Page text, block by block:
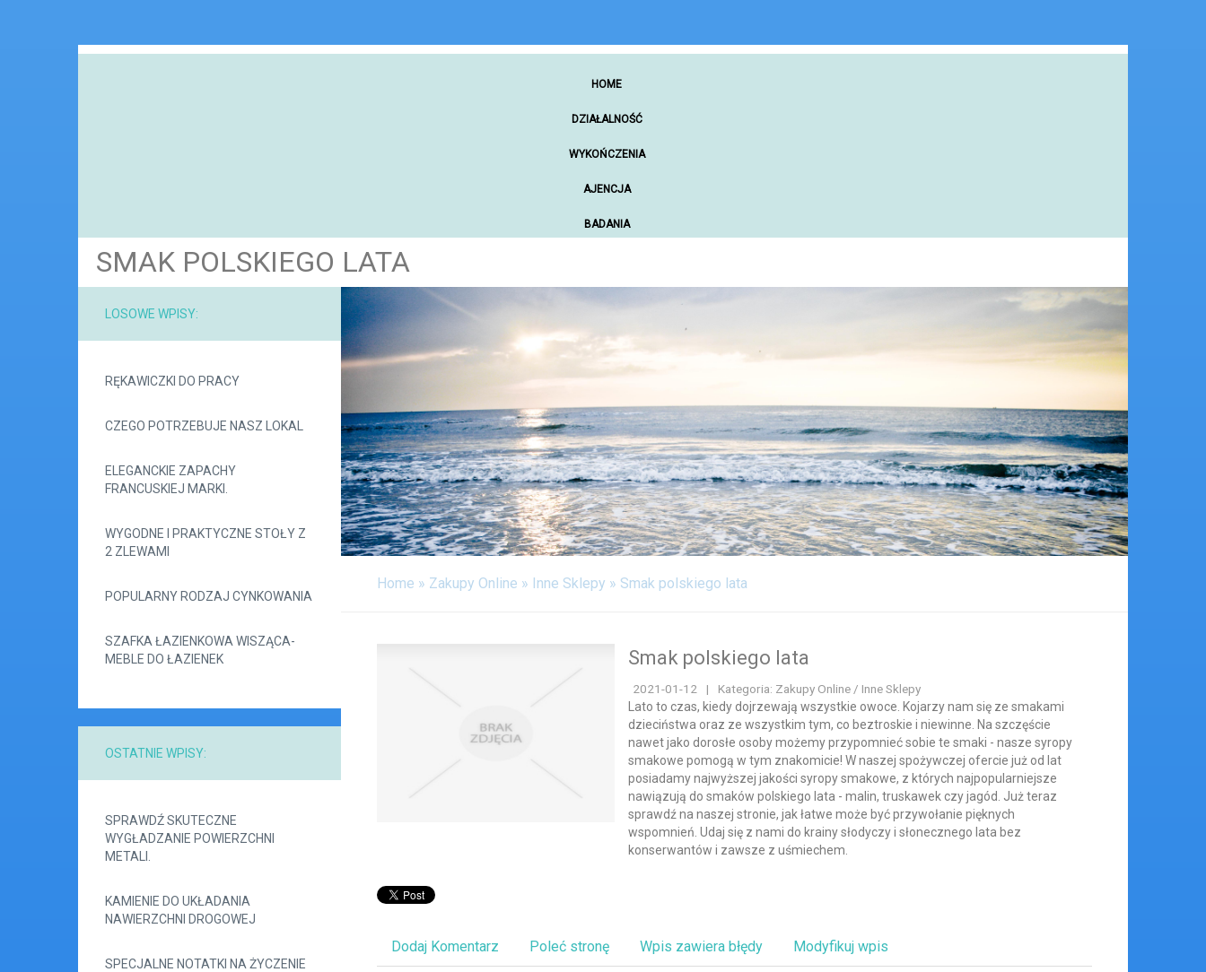
HOME
DZIAŁALNOŚĆ
WYKOŃCZENIA
AJENCJA
BADANIA
MATERIAŁY PROMOCYJNE
FABRYKACJA
ODPOCZYNEK
WITALIZM
WEB
SMAK POLSKIEGO LATA
LOSOWE WPISY:
RĘKAWICZKI DO PRACY
CZEGO POTRZEBUJE NASZ LOKAL
ELEGANCKIE ZAPACHY
FRANCUSKIEJ MARKI.
WYGODNE I PRAKTYCZNE STOŁY Z
2 ZLEWAMI
POPULARNY RODZAJ CYNKOWANIA
SZAFKA ŁAZIENKOWA WISZĄCA-
MEBLE DO ŁAZIENEK
OSTATNIE WPISY:
SPRAWDŹ SKUTECZNE
WYGŁADZANIE POWIERZCHNI
METALI.
KAMIENIE DO UKŁADANIA
NAWIERZCHNI DROGOWEJ
SPECJALNE NOTATKI NA ŻYCZENIE
Home » Zakupy Online » Inne Sklepy » Smak polskiego lata
Smak polskiego lata
2021-01-12 |
Kategoria: Zakupy Online / Inne Sklepy
Lato to czas, kiedy dojrzewają wszystkie owoce. Kojarzy nam się ze smakami
dzieciństwa oraz ze wszystkim tym, co beztroskie i niewinne. Na szczęście
nawet jako dorosłe osoby możemy przypomnieć sobie te smaki - nasze syropy
smakowe pomogą w tym znakomicie! W naszej spożywczej ofercie już od lat
posiadamy najwyższej jakości syropy smakowe, z których najpopularniejsze
nawiązują do smaków polskiego lata - malin, truskawek czy jagód. Już teraz
sprawdź na naszej stronie, jak łatwe może być przywołanie pięknych
wspomnień. Udaj się z nami do krainy słodyczy i słonecznego lata bez
konserwantów i zawsze z uśmiechem.
Dodaj Komentarz Poleć stronę Wpis zawiera błędy Modyfikuj wpis